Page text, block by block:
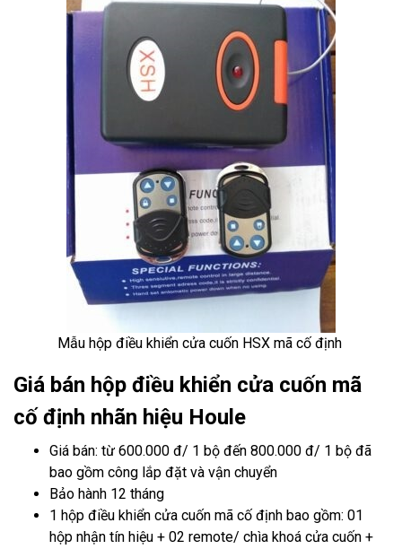
Mẫu hộp điều khiển cửa cuốn HSX mã cố định
Giá bán hộp điều khiển cửa cuốn mã
cố định nhãn hiệu Houle
Giá bán: từ 600.000 đ/ 1 bộ đến 800.000 đ/ 1 bộ đã
bao gồm công lắp đặt và vận chuyển
Bảo hành 12 tháng
1 hộp điều khiển cửa cuốn mã cố định bao gồm: 01
hộp nhận tín hiệu + 02 remote/ chìa khoá cửa cuốn +